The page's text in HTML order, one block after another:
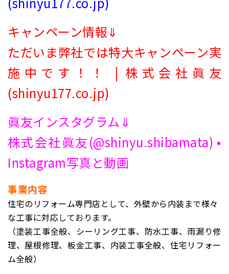
キャンペーン情報⇓
ただいま弊社では特大キャンペーン実
施中です！！ | 株式会社眞友
(shinyu177.co.jp)
眞友インスタグラム⇓
株式会社眞友(@shinyu.shibamata) •
Instagram写真と動画
事業内容
住宅のリフォーム専門店として、外壁から内装まで様々
な工事に対応しております。
（塗装工事全般、シーリング工事、防水工事、雨漏り修
理、屋根修理、板金工事、内装工事全般、住宅リフォー
ム全般）